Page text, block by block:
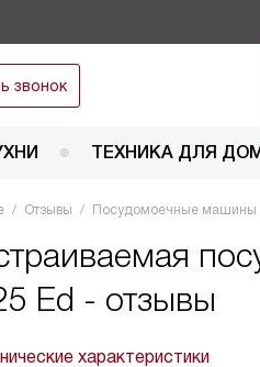
звонок
ТЕХНИКА ДЛЯ
Отзывы Посудомоечные машины
Ed - отзывы
характеристики